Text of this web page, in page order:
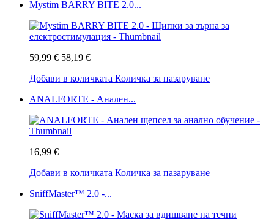
Mystim BARRY BITE 2.0...
59,99 € 58,19 €
Добави в количката Количка за пазаруване
ANALFORTE - Анален...
16,99 €
Добави в количката Количка за пазаруване
SniffMaster™ 2.0 -...